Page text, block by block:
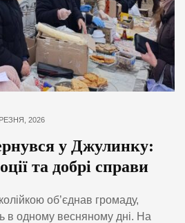
2026
у Джулинку:
та добрі справи
об’єднав громаду,
в одному весняному дні. На